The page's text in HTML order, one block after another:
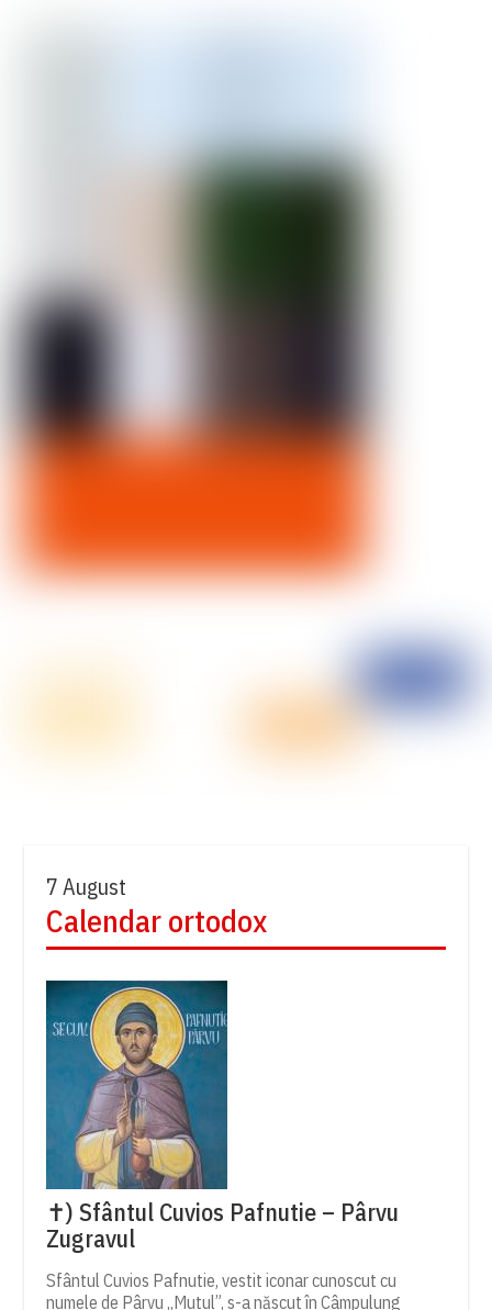
7 August
Calendar ortodox
✝) Sfântul Cuvios Pafnutie – Pârvu
Zugravul
Sfântul Cuvios Pafnutie, vestit iconar cunoscut cu
numele de Pârvu „Mutul”, s-a născut în Câmpulung